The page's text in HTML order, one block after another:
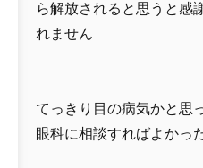
ら解放されると思うと感
れません
てっきり目の病気かと思
眼科に相談すればよかっ